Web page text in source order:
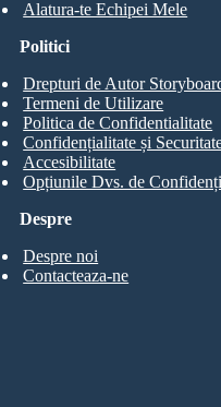
Alatura-te Echipei Mele
Despre
Despre noi
Contacteaza-ne
Politici
Drepturi de Autor
Termeni de Utilizare
Politica de Confidentialitate
Confidențialitate și
Accesibilitate
Opțiunile Dvs. de